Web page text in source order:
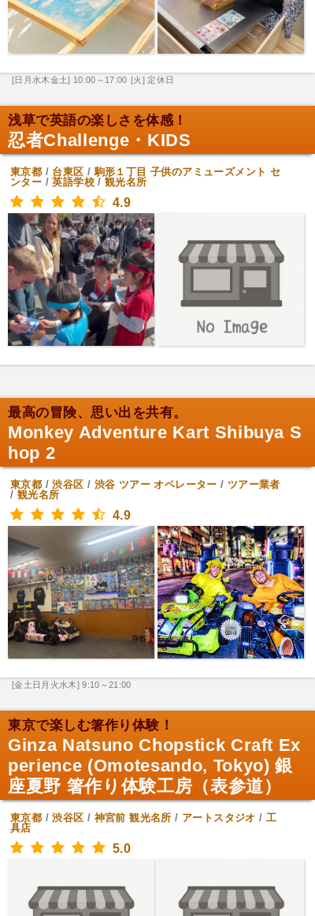
[日月水木金土] 10:00～17:00 [火] 定休日
浅草で英語の楽しさを体感！
忍者Challenge・KIDS
東京都 / 台東区 /駒形１丁目 子供のアミューズメント セ
ンター /英語学校/観光名所
4.9
最高の冒険、思い出を共有。
Monkey Adventure Kart Shibuya S
hop 2
東京都 /渋谷区 / 渋谷 ツアー オペレーター / ツアー業者
/ 観光名所
4.9
[金土日月火水木] 9:10～21:00
東京で楽しむ箸作り体験！
Ginza Natsuno Chopstick Craft Ex
perience (Omotesando, Tokyo) 銀
座夏野 箸作り体験工房（表参道）
東京都 /渋谷区 / 神宮前 観光名所 / アートスタジオ / 工
具店
5.0